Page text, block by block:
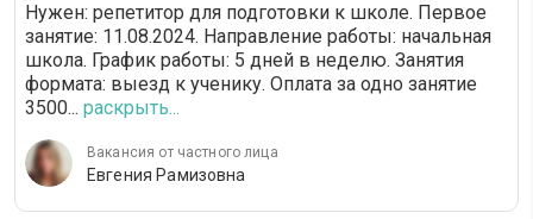
Нужен: репетитор для подготовки к школе. Первое
занятие: 11.08.2024. Направление работы: начальная
школа. График работы: 5 дней в неделю. Занятия
формата: выезд к ученику. Оплата за одно занятие
3500... раскрыть...
Вакансия от частного лица
Евгения Рамизовна